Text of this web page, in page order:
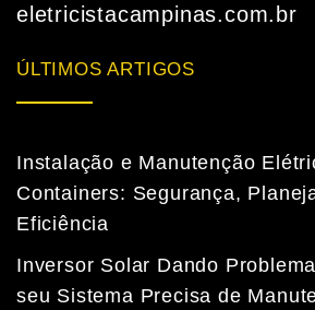
eletricistacampinas.com.br
ÚLTIMOS ARTIGOS
Instalação e Manutenção
Containers: Segurança,
Eficiência
Inversor Solar Dando
seu Sistema Precisa de